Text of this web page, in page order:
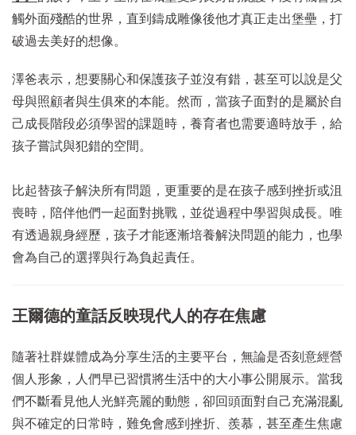
觸外面殘酷的世界，直到鑄成雕像後他才真正走出堡壘，打
破過去美好的想像。
澤爸表示，想要關心和保護孩子並沒有錯，甚至可以說是父
母與照顧者與生俱來的本能。然而，當孩子面對的是屬於自
己成長階段必須學習的課題時，養育者也需要適時放手，給
孩子嘗試與犯錯的空間。
比起替孩子解決所有問題，更重要的是在孩子感到挫折或沮
喪時，陪伴他們一起面對挑戰，並從過程中學習與成長。唯
有透過親身經歷，孩子才能逐漸培養解決問題的能力，也學
會為自己的選擇與行為負起責任。
王爾德的童話反映現代人的存在焦慮
隨著社群媒體成為分享生活的主要平台，無論是否刻意經營
個人形象，人們早已習慣將生活中的大小事公開展示。當我
們不斷看見他人光鮮亮麗的動態，卻回頭面對自己充滿混亂
與不確定的日常時，難免會感到挫折、羨慕，甚至產生焦慮